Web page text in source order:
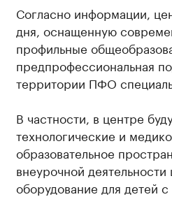
Согласно информации,
дня, оснащенную
профильные
предпрофессиональная
территории ПФО
В частности, в центре
технологические и
образовательное
внеурочной
оборудование для детей